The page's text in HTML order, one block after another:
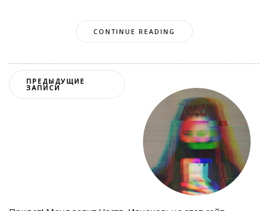
CONTINUE READING
Навигация
по
ПРЕДЫДУЩИЕ
ЗАПИСИ